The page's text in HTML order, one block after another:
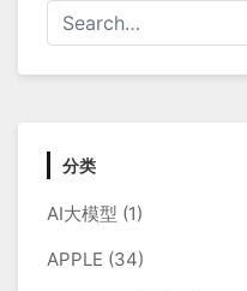
分类
AI大模型 (1)
APPLE (34)